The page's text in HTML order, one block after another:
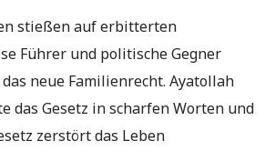
stießen auf erbitterten
Führer und politische Gegner
neue Familienrecht. Ayatollah
das Gesetz in scharfen Worten und
zerstört das Leben